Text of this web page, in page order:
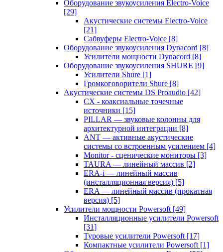
Оборудование звукоусиления Electro-Voice
[29]
Акустические системы Electro-Voice
[21]
Сабвуферы Electro-Voice [8]
Оборудование звукоусиления Dynacord [8]
Усилители мощности Dynacord [8]
Оборудование звукоусиления SHURE [9]
Усилители Shure [1]
Громкоговорители Shure [8]
Акустические системы DS Proaudio [42]
CX - коаксиальные точечные
источники [15]
PILLAR — звуковые колонны для
архитектурной интеграции [8]
ANT — активные акустические
системы со встроенным усилением [4]
Monitor - сценические мониторы [3]
TAURA — линейный массив [2]
ERA-i — линейный массив
(инсталляционная версия) [5]
ERA — линейный массив (прокатная
версия) [5]
Усилители мощности Powersoft [49]
Инсталляционные усилители Powersoft
[31]
Туровые усилители Powersoft [17]
Компактные усилители Powersoft [1]